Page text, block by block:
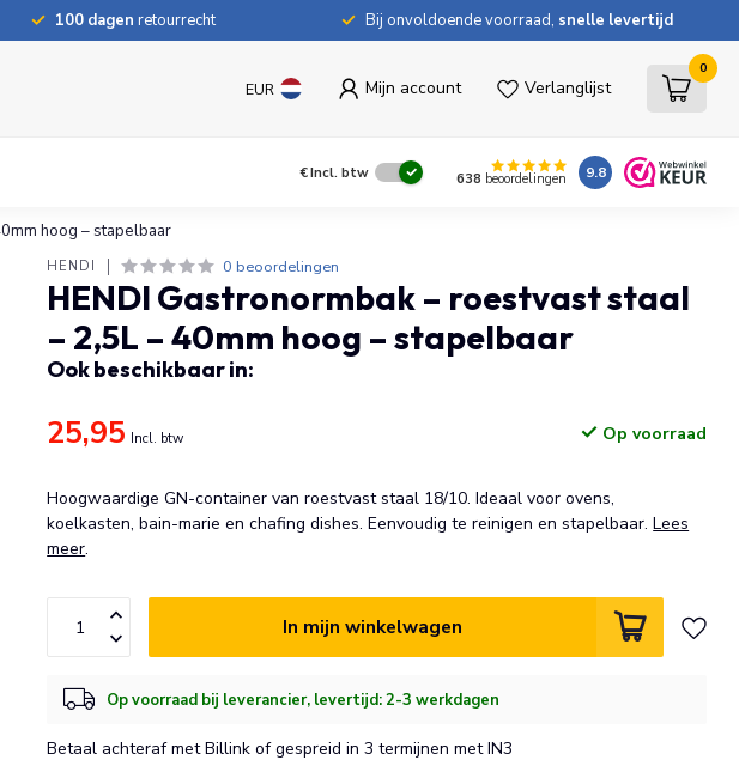
100 dagen retourrecht Bij onvoldoende voorraad, snelle levertijd
EUR Mijn account Verlanglijst
0
€Incl. btw 638 beoordelingen 9.8
hoog – stapelbaar
HENDI 0 beoordelingen
HENDI Gastronormbak – roestvast staal
– 2,5L – 40mm hoog – stapelbaar
Ook beschikbaar in:
25,95 Incl. btw Op voorraad
Hoogwaardige GN-container van roestvast staal 18/10. Ideaal voor ovens,
koelkasten, bain-marie en chafing dishes. Eenvoudig te reinigen en stapelbaar.Lees
meer.
In mijn winkelwagen
Op voorraad bij leverancier, levertijd: 2-3 werkdagen
Betaal achteraf met Billink of gespreid in 3 termijnen met IN3